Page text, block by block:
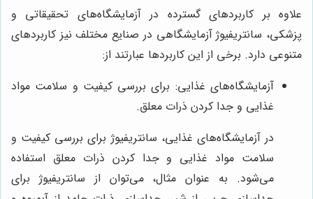
علاوه بر کاربردهای گسترده در آزمایشگاه‌های تحقیقاتی و
پزشکی، سانتریفیوژ آزمایشگاهی در صنایع مختلف نیز کاربردهای
متنوعی دارد. برخی از این کاربردها عبارتند از:
آزمایشگاه‌های غذایی: برای بررسی کیفیت و سلامت مواد
غذایی و جدا کردن ذرات معلق.
در آزمایشگاه‌های غذایی، سانتریفیوژ برای بررسی کیفیت و
سلامت مواد غذایی و جدا کردن ذرات معلق استفاده
می‌شود. به عنوان مثال، می‌توان از سانتریفیوژ برای